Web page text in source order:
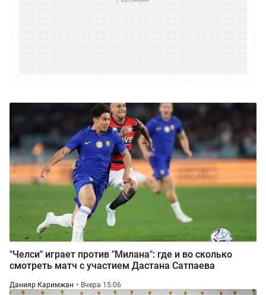
"Челси" играет против "Милана": где и во сколько
смотреть матч с участием Дастана Сатпаева
Данияр Каримжан Вчера 15:06